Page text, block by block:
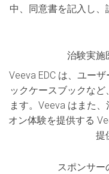
中、同意書を記入し
治験実施
Veeva EDC は、ユー
ックケースブックな
ます。Veeva はまた
オン体験を提供する
提
スポンサー